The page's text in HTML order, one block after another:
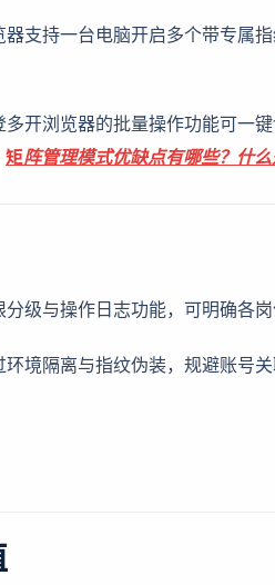
支持一台电脑开启多个带专属
开浏览器的批量操作功能可一
矩阵管理模式优缺点有哪些？什
级与操作日志功能，可明确各
境隔离与指纹伪装，规避账号